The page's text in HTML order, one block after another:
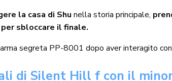
la casa di Shu nella storia principale,
sbloccare il finale.
segreta PP-8001 dopo aver interagito
di Silent Hill f con il